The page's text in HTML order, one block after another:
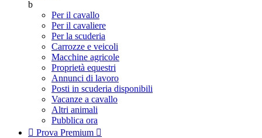
b
Per il cavallo
Per il cavaliere
Per la scuderia
Carrozze e veicoli
Macchine agricole
Proprietà equestri
Annunci di lavoro
Posti in scuderia disponibili
Vacanze a cavallo
Altri animali
Pubblica ora
 Prova Premium 